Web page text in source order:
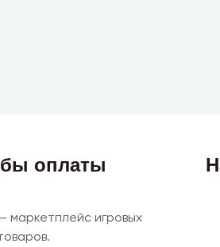
оплаты
маркетплейс игровых